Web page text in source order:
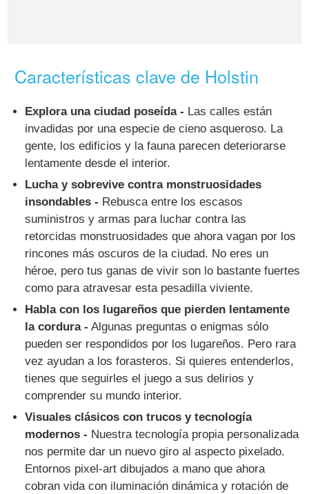
Características clave de Holstin
Explora una ciudad poseída - Las calles están
invadidas por una especie de cieno asqueroso. La
gente, los edificios y la fauna parecen deteriorarse
lentamente desde el interior.
Lucha y sobrevive contra monstruosidades
insondables - Rebusca entre los escasos
suministros y armas para luchar contra las
retorcidas monstruosidades que ahora vagan por los
rincones más oscuros de la ciudad. No eres un
héroe, pero tus ganas de vivir son lo bastante fuertes
como para atravesar esta pesadilla viviente.
Habla con los lugareños que pierden lentamente
la cordura - Algunas preguntas o enigmas sólo
pueden ser respondidos por los lugareños. Pero rara
vez ayudan a los forasteros. Si quieres entenderlos,
tienes que seguirles el juego a sus delirios y
comprender su mundo interior.
Visuales clásicos con trucos y tecnología
modernos - Nuestra tecnología propia personalizada
nos permite dar un nuevo giro al aspecto pixelado.
Entornos pixel-art dibujados a mano que ahora
cobran vida con iluminación dinámica y rotación de